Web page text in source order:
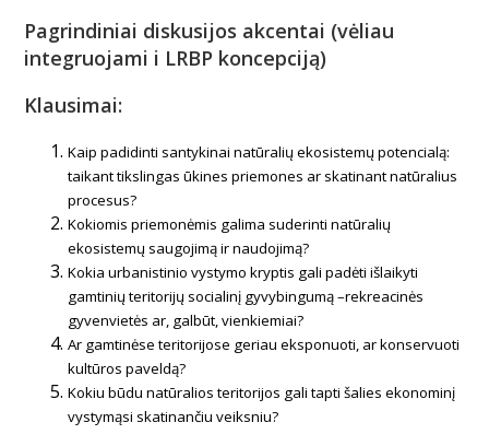
Pagrindiniai diskusijos akcentai (vėliau
integruojami i LRBP koncepciją)
Klausimai:
Kaip padidinti santykinai natūralių ekosistemų potencialą:
taikant tikslingas ūkines priemones ar skatinant natūralius
procesus?
Kokiomis priemonėmis galima suderinti natūralių
ekosistemų saugojimą ir naudojimą?
Kokia urbanistinio vystymo kryptis gali padėti išlaikyti
gamtinių teritorijų socialinį gyvybingumą –rekreacinės
gyvenvietės ar, galbūt, vienkiemiai?
Ar gamtinėse teritorijose geriau eksponuoti, ar konservuoti
kultūros paveldą?
Kokiu būdu natūralios teritorijos gali tapti šalies ekonominį
vystymąsi skatinančiu veiksniu?